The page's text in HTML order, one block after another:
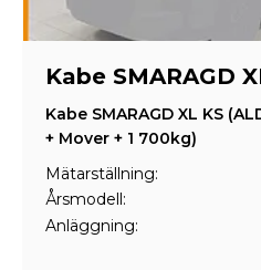
Kabe SMARAGD
Kabe SMARAGD XL KS
+ Mover + 1 700kg)
Mätarställning:
Årsmodell:
Anläggning: